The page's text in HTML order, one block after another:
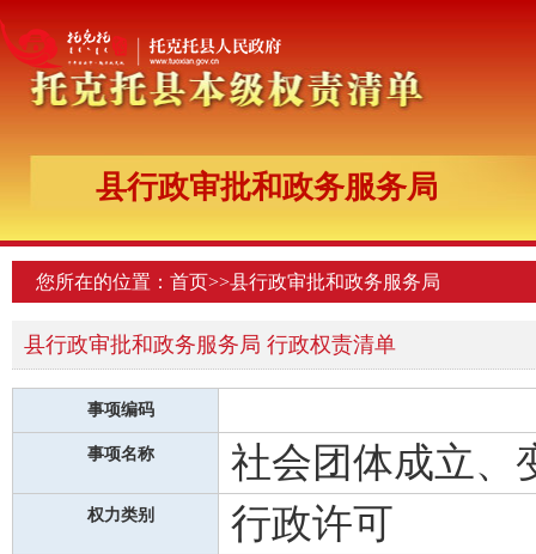
县行政审批和政务服务局
您所在的位置： 首页>>县行政审批和政务服务局
县行政审批和政务服务局 行政权责清单
事项编码
事项名称 社会团体成立、
权力类别 行政许可